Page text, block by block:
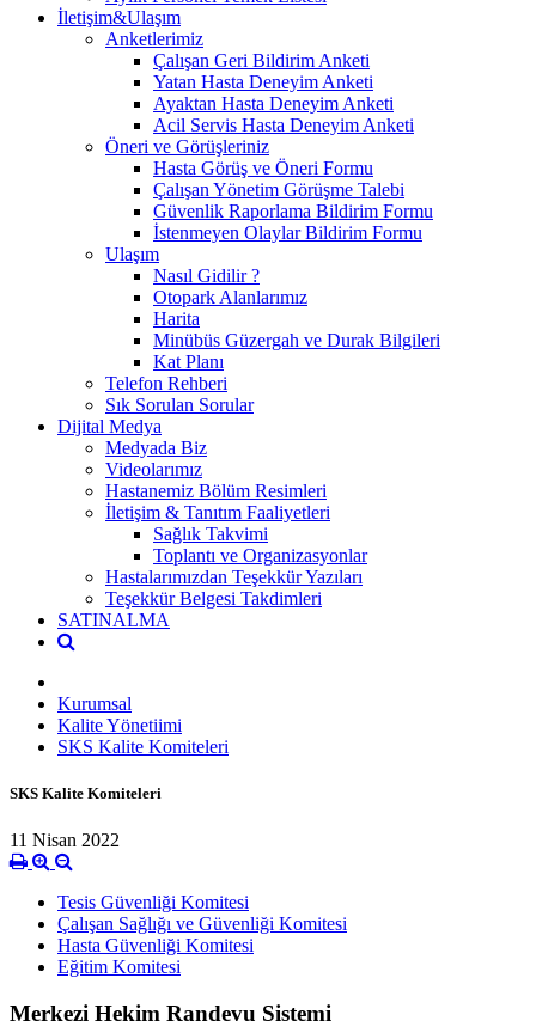
İletişim&Ulaşım
Anketlerimiz
Çalışan Geri Bildirim Anketi
Yatan Hasta Deneyim Anketi
Ayaktan Hasta Deneyim Anketi
Acil Servis Hasta Deneyim Anketi
Öneri ve Görüşleriniz
Hasta Görüş ve Öneri Formu
Çalışan Yönetim Görüşme Talebi
Güvenlik Raporlama Bildirim Formu
İstenmeyen Olaylar Bildirim Formu
Ulaşım
Nasıl Gidilir ?
Otopark Alanlarımız
Harita
Minübüs Güzergah ve Durak Bilgileri
Kat Planı
Telefon Rehberi
Sık Sorulan Sorular
Dijital Medya
Medyada Biz
Videolarımız
Hastanemiz Bölüm Resimleri
İletişim & Tanıtım Faaliyetleri
Sağlık Takvimi
Toplantı ve Organizasyonlar
Hastalarımızdan Teşekkür Yazıları
Teşekkür Belgesi Takdimleri
SATINALMA
Kurumsal
Kalite Yönetiimi
SKS Kalite Komiteleri
SKS Kalite Komiteleri
11 Nisan 2022
Tesis Güvenliği Komitesi
Çalışan Sağlığı ve Güvenliği Komitesi
Hasta Güvenliği Komitesi
Eğitim Komitesi
Merkezi Hekim Randevu Sistemi